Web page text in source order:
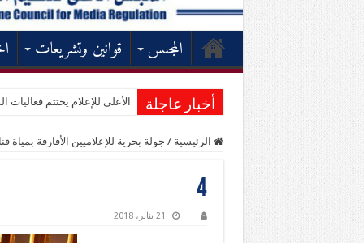
المجلس قوانين وتشريعات
أخبار عاجلة الأعلى للإعلام يختتم فعاليات
الرئيسية / جولة بحرية للإعلاميين الأفارقة بمياة
4
21 يناير، 2018